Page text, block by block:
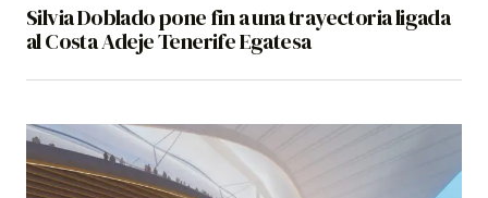
Silvia Doblado pone fin a una trayectoria ligada
al Costa Adeje Tenerife Egatesa